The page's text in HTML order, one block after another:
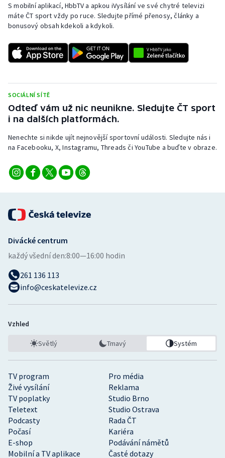
S mobilní aplikací, HbbTV a apkou iVysílání ve své chytré televizi
máte ČT sport vždy po ruce. Sledujte přímé přenosy, články a
bonusový obsah kdekoli a kdykoli.
SOCIÁLNÍ SÍTĚ
Odteď vám už nic neunikne. Sledujte ČT sport
i na dalších platformách.
Nenechte si nikde ujít nejnovější sportovní události. Sledujte nás i
na Facebooku, X, Instagramu, Threads či YouTube a buďte v obraze.
TV program
Pro média
Živé vysílání
Reklama
TV poplatky
Studio Brno
Teletext
Studio Ostrava
Podcasty
Rada ČT
Počasí
Kariéra
E-shop
Podávání námětů
Mobilní a TV aplikace
Časté dotazy
Divácké centrum
každý všední den:8:00—16:00 hodin
261 136 113
info@ceskatelevize.cz
Vzhled
Světlý Tmavý Systém